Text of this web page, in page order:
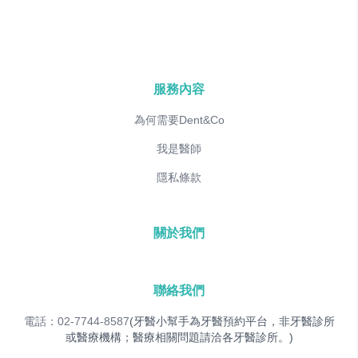
服務內容
為何需要Dent&Co
我是醫師
隱私條款
關於我們
聯絡我們
電話：02-7744-8587(牙醫小幫手為牙醫預約平台，非牙醫診所
或醫療機構；醫療相關問題請洽各牙醫診所。)